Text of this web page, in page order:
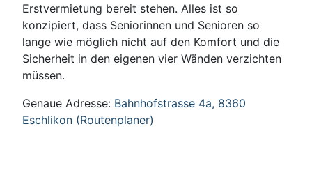
Erstvermietung bereit stehen. Alles ist so
konzipiert, dass Seniorinnen und Senioren so
lange wie möglich nicht auf den Komfort und die
Sicherheit in den eigenen vier Wänden verzichten
müssen.
Genaue Adresse: Bahnhofstrasse 4a, 8360
Eschlikon (Routenplaner)